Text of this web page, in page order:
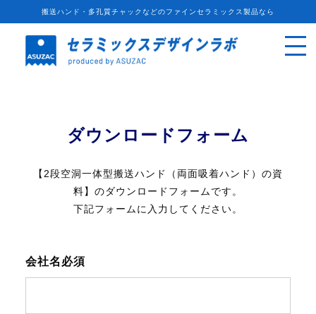
搬送ハンド・多孔質チャックなどのファインセラミックス製品なら
ダウンロードフォーム
【2段空洞一体型搬送ハンド（両面吸着ハンド）の資
料】のダウンロードフォームです。
下記フォームに入力してください。
会社名 必須